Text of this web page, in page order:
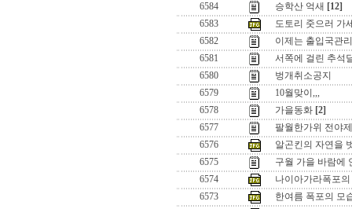
6584
승학산 억새 [12]
6583
도토리 줏으러 가
6582
이제는 출입국관
6581
서쪽에 걸린 추석
6580
벙개취소공지
6579
10월맞이,,,
6578
가을동화 [2]
6577
팔월한가위 전야
6576
알곤킨의 자연을
6575
구월 가을 바람에
6574
나이아가라폭포
6573
한여름 폭포의 모